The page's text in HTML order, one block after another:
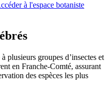
à l'espace botaniste
plusieurs groupes d’insectes et
en Franche-Comté, assurant
des espèces les plus